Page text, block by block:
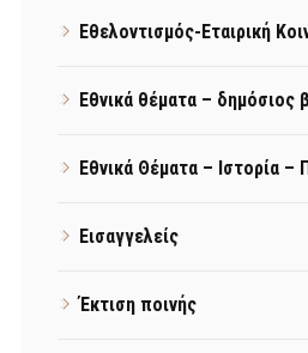
Εθελοντισμός-Εταιρική
Εθνικά θέματα – δημόσιος
Εθνικά Θέματα – Ιστορία –
Εισαγγελείς
Έκτιση ποινής